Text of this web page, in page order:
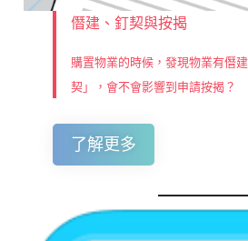
僭建、釘契與按揭
購置物業的時候，發現物業有僭
契」，會不會影響到申請按揭？
了解更多